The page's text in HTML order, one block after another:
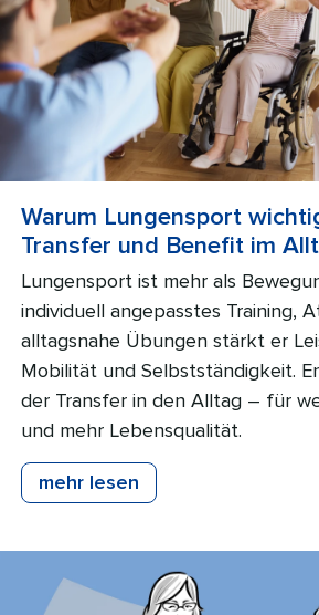
Warum Lungensport
Transfer und Benefit im
Lungensport ist mehr als
individuell angepasstes Training,
alltagsnahe Übungen stärkt er
Mobilität und Selbstständigkeit.
der Transfer in den Alltag – für
und mehr Lebensqualität.
mehr lesen